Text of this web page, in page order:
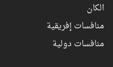
الكان
منافسات إفريقية
منافسات دولية